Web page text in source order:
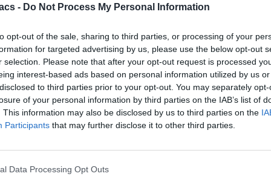
- Do Not Process My Personal Information
opt-out of the sale, sharing to third parties, or processing of your
for targeted advertising by us, please use the below opt-out
selection. Please note that after your opt-out request is processed
interest-based ads based on personal information utilized by us
to third parties prior to your opt-out. You may separately
of your personal information by third parties on the IAB’s list of
This information may also be disclosed by us to third parties on the
Participants that may further disclose it to other third parties.
Data Processing Opt Outs
PC / Laptop
Τέλος τα αντίγραφα ασφαλείας φωτογραφιών στο
Google Photos στις 10 Αυγούστου 2026
07/08/2026